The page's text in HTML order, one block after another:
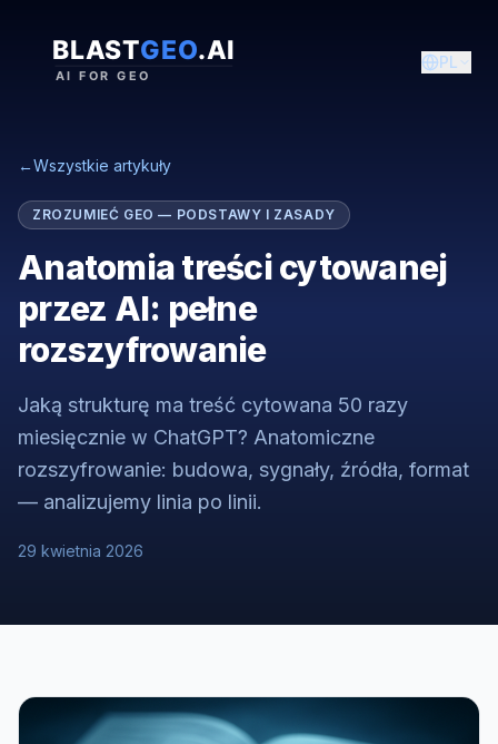
PL
←Wszystkie artykuły
ZROZUMIEĆ GEO — PODSTAWY I ZASADY
Anatomia treści cytowanej
przez AI: pełne
rozszyfrowanie
Jaką strukturę ma treść cytowana 50 razy
miesięcznie w ChatGPT? Anatomiczne
rozszyfrowanie: budowa, sygnały, źródła, format
— analizujemy linia po linii.
29 kwietnia 2026